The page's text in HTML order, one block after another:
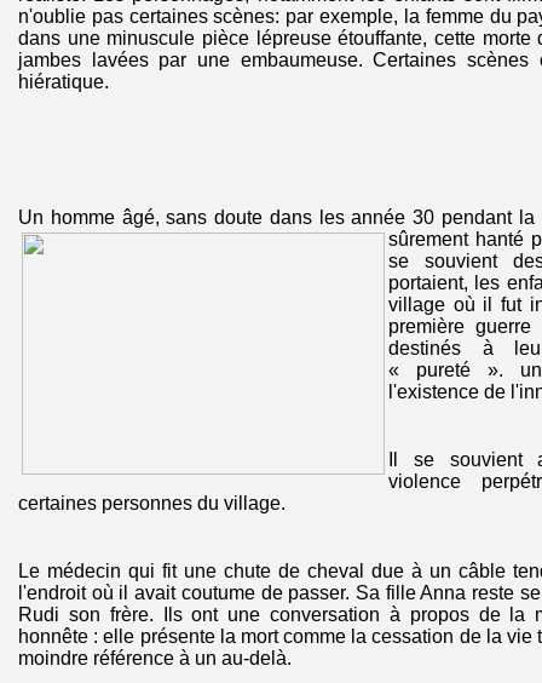
n'oublie pas certaines scènes: par exemple, la femme du
dans une minuscule pièce lépreuse étouffante, cette
jambes lavées par une embaumeuse. Certaines
hiératique.
Un homme âgé, sans doute dans les année 30 pendant la
sûrement hanté
se souvient
portaient, les
village où il fut
première
destinés à
« pureté ».
l'existence de
Il se souvient
violence
certaines personnes du village.
Le médecin qui fit une chute de cheval due à un câble
l'endroit où il avait coutume de passer. Sa fille Anna reste
Rudi son frère. Ils ont une conversation à propos de la
honnête : elle présente la mort comme la cessation de la vie
moindre référence à un au-delà.